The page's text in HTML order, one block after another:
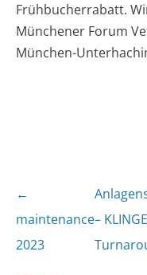
Frühbucherrabatt.
Münchener Forum
München-
Post
navigation
←
maintenance
2023
–